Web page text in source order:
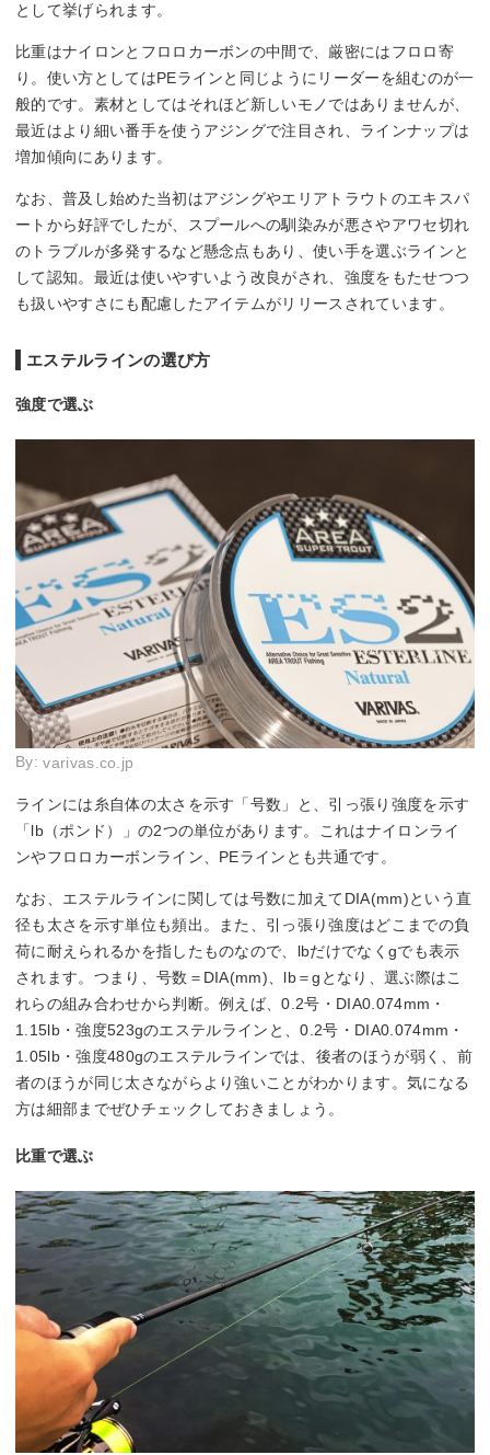
として挙げられます。
比重はナイロンとフロロカーボンの中間で、厳密にはフロロ寄
り。使い方としてはPEラインと同じようにリーダーを組むのが一
般的です。素材としてはそれほど新しいモノではありませんが、
最近はより細い番手を使うアジングで注目され、ラインナップは
増加傾向にあります。
なお、普及し始めた当初はアジングやエリアトラウトのエキスパ
ートから好評でしたが、スプールへの馴染みが悪さやアワセ切れ
のトラブルが多発するなど懸念点もあり、使い手を選ぶラインと
して認知。最近は使いやすいよう改良がされ、強度をもたせつつ
も扱いやすさにも配慮したアイテムがリリースされています。
エステルラインの選び方
強度で選ぶ
By:varivas.co.jp
ラインには糸自体の太さを示す「号数」と、引っ張り強度を示す
「lb（ポンド）」の2つの単位があります。これはナイロンライ
ンやフロロカーボンライン、PEラインとも共通です。
なお、エステルラインに関しては号数に加えてDIA(mm)という直
径も太さを示す単位も頻出。また、引っ張り強度はどこまでの負
荷に耐えられるかを指したものなので、lbだけでなくgでも表示
されます。つまり、号数＝DIA(mm)、lb＝gとなり、選ぶ際はこ
れらの組み合わせから判断。例えば、0.2号・DIA0.074mm・
1.15lb・強度523gのエステルラインと、0.2号・DIA0.074mm・
1.05lb・強度480gのエステルラインでは、後者のほうが弱く、前
者のほうが同じ太さながらより強いことがわかります。気になる
方は細部までぜひチェックしておきましょう。
比重で選ぶ